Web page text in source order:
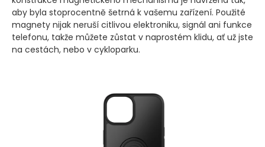
aby byla stoprocentně šetrná k vašemu zařízení. Použité
magnety nijak neruší citlivou elektroniku, signál ani funkce
telefonu, takže můžete zůstat v naprostém klidu, ať už jste
na cestách, nebo v cykloparku.